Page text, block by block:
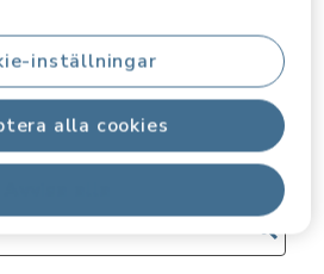
alla cookies
inställningar
Nästa
i ämnen och omdömen